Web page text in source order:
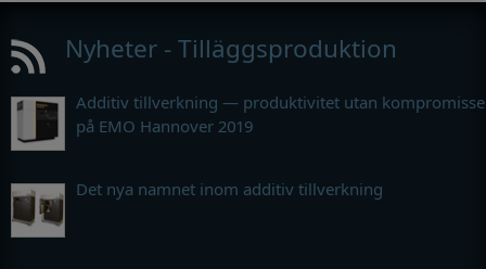
Nyheter - Tilläggsproduktion
Additiv tillverkning — produktivitet utan
på EMO Hannover 2019
Det nya namnet inom additiv tillverkning